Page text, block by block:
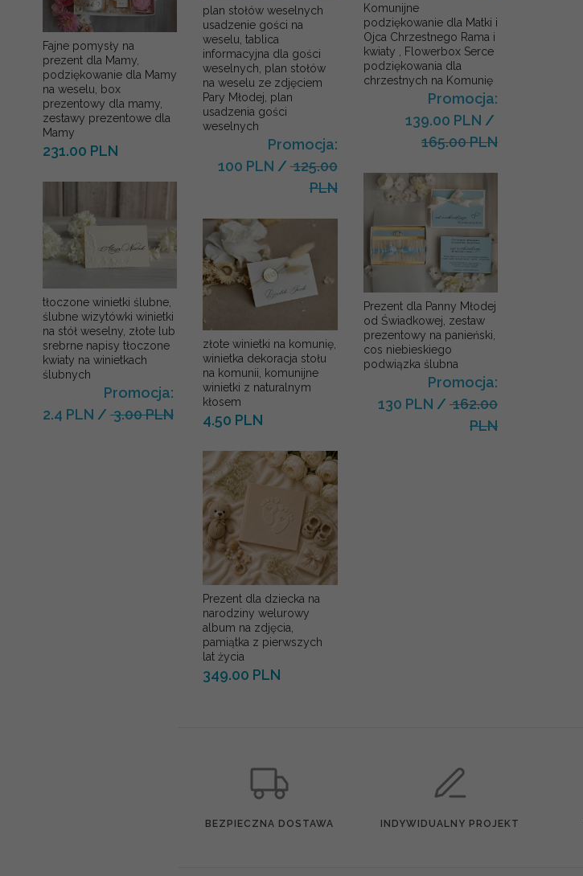
Fajne pomysły na
prezent dla Mamy,
podziękowanie dla Mamy
na weselu, box
prezentowy dla mamy,
zestawy prezentowe dla
Mamy
231.00 PLN
tłoczone winietki ślubne,
ślubne wizytówki winietki
na stół weselny, złote lub
srebrne napisy tłoczone
kwiaty na winietkach
ślubnych
Promocja:
2.4 PLN / 3.00 PLN
plan stołów weselnych
usadzenie gości na
weselu, tablica
informacyjna dla gości
weselnych, plan stołów
na weselu ze zdjęciem
Pary Młodej, plan
usadzenia gości
weselnych
Promocja:
100 PLN /125.00
PLN
złote winietki na komunię,
winietka dekoracja stołu
na komunii, komunijne
winietki z naturalnym
kłosem
4.50 PLN
Prezent dla dziecka na
narodziny welurowy
album na zdjęcia,
pamiątka z pierwszych
lat życia
349.00 PLN
Komunijne
podziękowanie dla Matki i
Ojca Chrzestnego Rama i
kwiaty , Flowerbox Serce
podziękowania dla
chrzestnych na Komunię
Promocja:
139.00 PLN /
165.00 PLN
Prezent dla Panny Młodej
od Świadkowej, zestaw
prezentowy na panieński,
cos niebieskiego
podwiązka ślubna
Promocja:
130 PLN / 162.00
PLN
BEZPIECZNA DOSTAWA INDYWIDUALNY PROJEKT